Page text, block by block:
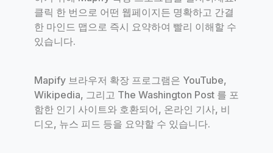
클릭 한 번으로 어떤 웹페이지든 명확하고 간결
한 마인드 맵으로 즉시 요약하여 빨리 이해할 수
있습니다.
Mapify 브라우저 확장 프로그램은 YouTube,
Wikipedia, 그리고 The Washington Post 를 포
함한 인기 사이트와 호환되어, 온라인 기사, 비
디오, 뉴스 피드 등을 요약할 수 있습니다.